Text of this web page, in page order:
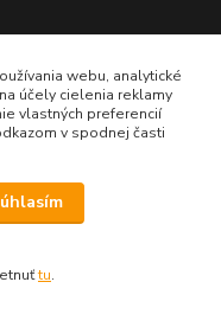
známkou TM
webu, analytické
účely cielenia reklamy
vlastných preferencií
v spodnej časti
tu.